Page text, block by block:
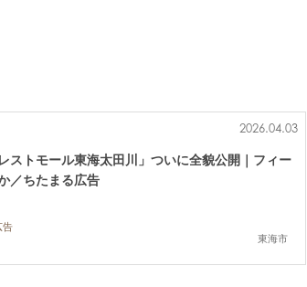
東海市
2026.04.03
ストモール東海太田川」ついに全貌公開｜フィー
／ちたまる広告
告